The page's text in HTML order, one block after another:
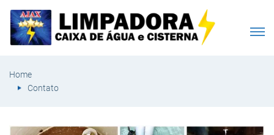
Home
Contato